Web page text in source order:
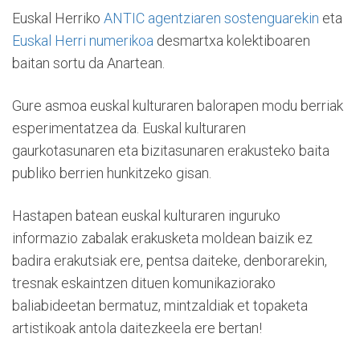
Euskal Herriko ANTIC agentziaren sostenguarekin eta
Euskal Herri numerikoa desmartxa kolektiboaren
baitan sortu da Anartean.
Gure asmoa euskal kulturaren balorapen modu berriak
esperimentatzea da. Euskal kulturaren
gaurkotasunaren eta bizitasunaren erakusteko baita
publiko berrien hunkitzeko gisan.
Hastapen batean euskal kulturaren inguruko
informazio zabalak erakusketa moldean baizik ez
badira erakutsiak ere, pentsa daiteke, denborarekin,
tresnak eskaintzen dituen komunikaziorako
baliabideetan bermatuz, mintzaldiak et topaketa
artistikoak antola daitezkeela ere bertan!